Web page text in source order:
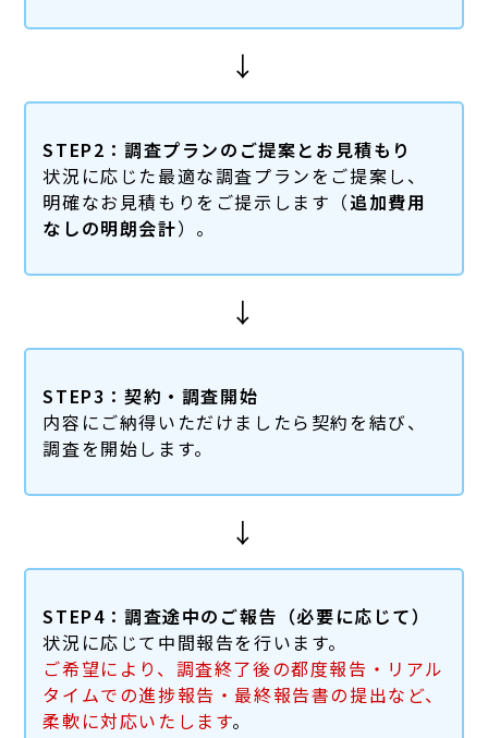
↓
STEP2：調査プランのご提案とお見積もり
状況に応じた最適な調査プランをご提案し、
明確なお見積もりをご提示します（追加費用
なしの明朗会計）。
↓
STEP3：契約・調査開始
内容にご納得いただけましたら契約を結び、
調査を開始します。
↓
STEP4：調査途中のご報告（必要に応じて）
状況に応じて中間報告を行います。
ご希望により、調査終了後の都度報告・リアル
タイムでの進捗報告・最終報告書の提出など、
柔軟に対応いたします。